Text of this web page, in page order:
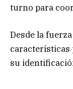
turno para
Desde la
características
su